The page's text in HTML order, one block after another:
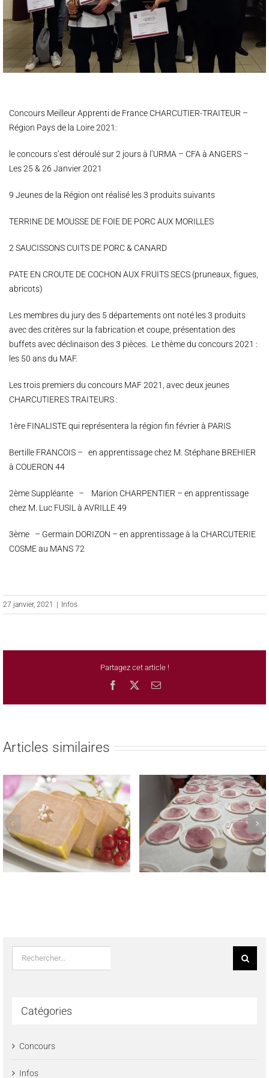
Concours Meilleur Apprenti de France CHARCUTIER-TRAITEUR –
Région Pays de la Loire 2021:
le concours s’est déroulé sur 2 jours à l’URMA – CFA à ANGERS –
Les 25 & 26 Janvier 2021
9 Jeunes de la Région ont réalisé les 3 produits suivants
TERRINE DE MOUSSE DE FOIE DE PORC AUX MORILLES
2 SAUCISSONS CUITS DE PORC & CANARD
PATE EN CROUTE DE COCHON AUX FRUITS SECS (pruneaux, figues,
abricots)
Les membres du jury des 5 départements ont noté les 3 produits
avec des critères sur la fabrication et coupe, présentation des
buffets avec déclinaison des 3 pièces. Le thème du concours 2021 :
les 50 ans du MAF.
Les trois premiers du concours MAF 2021, avec deux jeunes
CHARCUTIERES TRAITEURS :
1ère FINALISTE qui représentera la région fin février à PARIS
Bertille FRANCOIS – en apprentissage chez M. Stéphane BREHIER
à COUERON 44
2ème Suppléante – Marion CHARPENTIER – en apprentissage
chez M. Luc FUSIL à AVRILLE 49
3ème – Germain DORIZON – en apprentissage à la CHARCUTERIE
COSME au MANS 72
27 janvier, 2021 Infos
Partagez cet article !
Facebook Email
Articles similaires
TROPHEE NATIONAL
MEILLEUR JAMBON CUIT
MAISON 2023
REMISE DES PRIX AUX
LAUREATS DES CONCOURS
REGIONAUX FROMAGE DE
TETE & SAUCISSON A L’AIL
FUME LE 22 MAI 2023
Rechercher:
Catégories
Concours
Infos